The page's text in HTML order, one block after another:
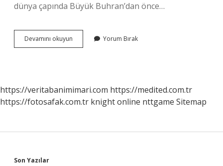
dünya çapında Büyük Buhran’dan önce…
Devamını okuyun
Perşembe
Yorum Bırak
https://veritabanimimari.com https://medited.com.tr
https://fotosafak.com.tr knight online nttgame Sitemap
Son Yazılar